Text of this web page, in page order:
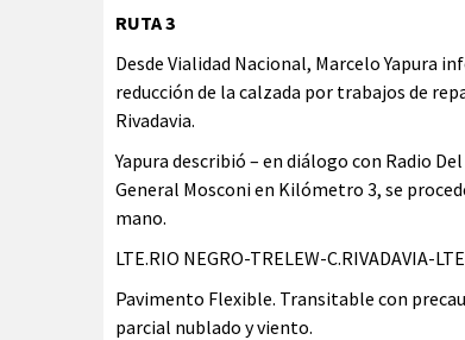
RUTA 3
Desde Vialidad Nacional, Marcelo Yapura
reducción de la calzada por trabajos de
Rivadavia.
Yapura describió – en diálogo con Radio
General Mosconi en Kilómetro 3, se
mano.
LTE.RIO NEGRO-TRELEW-C.RIVADAVIA-
Pavimento Flexible. Transitable con
parcial nublado y viento.